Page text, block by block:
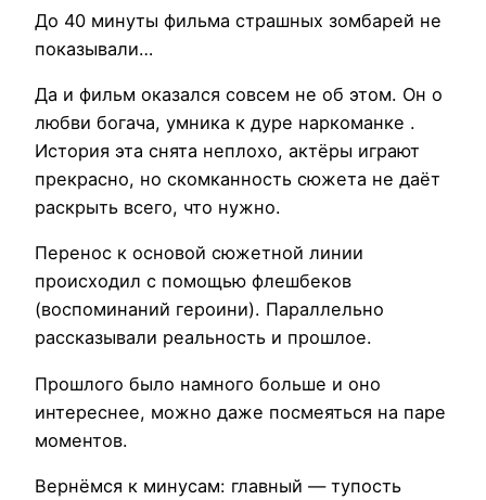
До 40 минуты фильма страшных зомбарей не
показывали…
Да и фильм оказался совсем не об этом. Он о
любви богача, умника к дуре наркоманке .
История эта снята неплохо, актёры играют
прекрасно, но скомканность сюжета не даёт
раскрыть всего, что нужно.
Перенос к основой сюжетной линии
происходил с помощью флешбеков
(воспоминаний героини). Параллельно
рассказывали реальность и прошлое.
Прошлого было намного больше и оно
интереснее, можно даже посмеяться на паре
моментов.
Вернёмся к минусам: главный — тупость